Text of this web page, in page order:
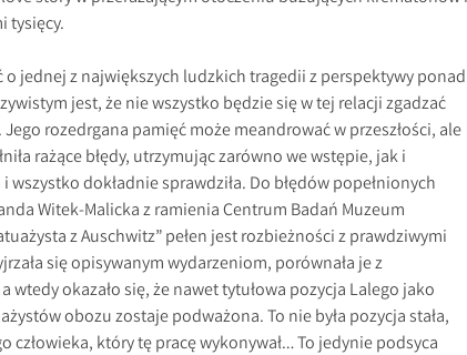
tysięcy.
jednej z największych ludzkich tragedii z perspektywy ponad
jest, że nie wszystko będzie się w tej relacji zgadzać
rozedrgana pamięć może meandrować w przeszłości, ale
rażące błędy, utrzymując zarówno we wstępie, jak i
wszystko dokładnie sprawdziła. Do błędów popełnionych
Witek-Malicka z ramienia Centrum Badań Muzeum
z Auschwitz” pełen jest rozbieżności z prawdziwymi
się opisywanym wydarzeniom, porównała je z
okazało się, że nawet tytułowa pozycja Lalego jako
obozu zostaje podważona. To nie była pozycja stała,
człowieka, który tę pracę wykonywał… To jedynie podsyca